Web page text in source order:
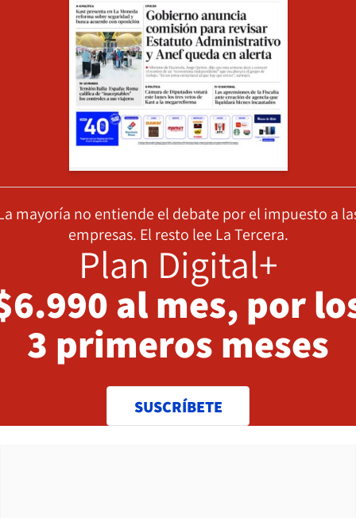
mayoría no entiende el debate por el impuesto a
empresas. El resto lee La Tercera.
Plan Digital+
al mes, por
3 primeros meses
SUSCRÍBETE